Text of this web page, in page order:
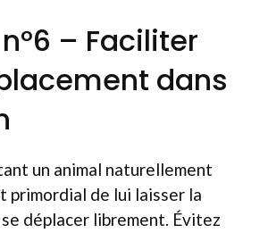
– Faciliter
dans
un animal naturellement
primordial de lui laisser la
déplacer librement. Évitez